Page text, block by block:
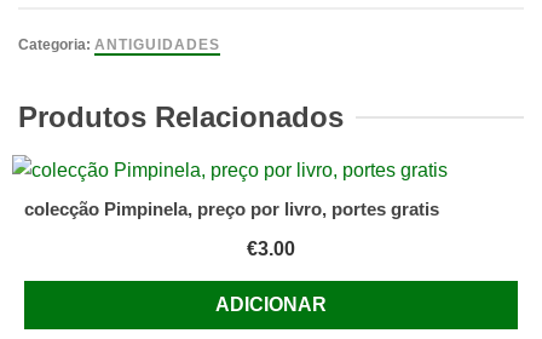
no
espelho,
verbo
Categoria: ANTIGUIDADES
Produtos Relacionados
colecção Pimpinela, preço por livro, portes gratis
€3.00
ADICIONAR